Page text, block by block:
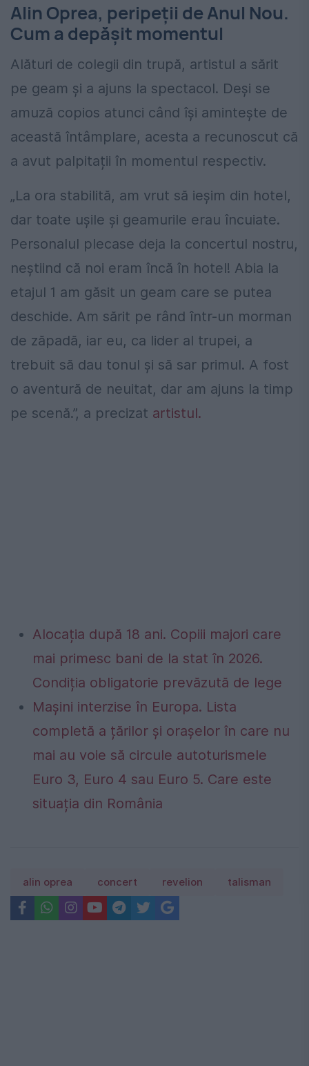
Alin Oprea, peripeții de Anul Nou.
Cum a depășit momentul
Alături de colegii din trupă, artistul a sărit
pe geam și a ajuns la spectacol. Deși se
amuză copios atunci când își amintește de
această întâmplare, acesta a recunoscut că
a avut palpitații în momentul respectiv.
„La ora stabilită, am vrut să ieșim din hotel,
dar toate ușile și geamurile erau încuiate.
Personalul plecase deja la concertul nostru,
neștiind că noi eram încă în hotel! Abia la
etajul 1 am găsit un geam care se putea
deschide. Am sărit pe rând într-un morman
de zăpadă, iar eu, ca lider al trupei, a
trebuit să dau tonul și să sar primul. A fost
o aventură de neuitat, dar am ajuns la timp
pe scenă.”, a precizat artistul.
Alocația după 18 ani. Copiii majori care
mai primesc bani de la stat în 2026.
Condiția obligatorie prevăzută de lege
Mașini interzise în Europa. Lista
completă a țărilor și orașelor în care nu
mai au voie să circule autoturismele
Euro 3, Euro 4 sau Euro 5. Care este
situația din România
alin oprea concert revelion talisman